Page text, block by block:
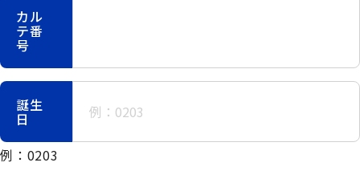
カル
テ番
号
誕生
日
例：0203